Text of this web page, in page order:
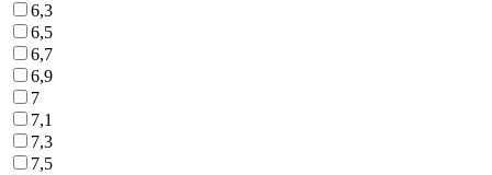
6,3
6,5
6,7
6,9
7
7,1
7,3
7,5